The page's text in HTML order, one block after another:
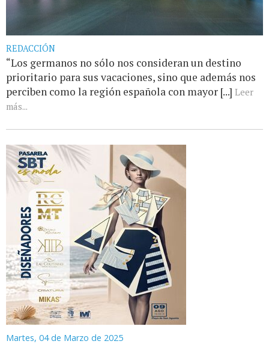
REDACCIÓN
“Los germanos no sólo nos consideran un destino
prioritario para sus vacaciones, sino que además nos
perciben como la región española con mayor [...] Leer
más...
Martes, 04 de Marzo de 2025